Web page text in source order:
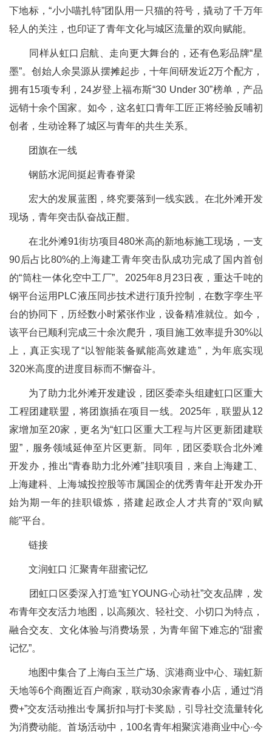
下地标，“小小喵扎特”团队用一只猫的符号，撬动了千万年
轻人的关注，也印证了青年文化与城区流量的双向赋能。
同样从虹口启航、走向更大舞台的，还有色彩品牌“星
墨”。创始人余昊源从摆摊起步，十年间研发近2万个配方，
拥有15项专利，24岁登上福布斯“30 Under 30”榜单，产品
远销十余个国家。如今，这名虹口青年工匠正将经验反哺初
创者，生动诠释了城区与青年的共生关系。
团旗在一线
钢筋水泥间挺起青春脊梁
宏大的发展蓝图，终究要落到一线实践。在北外滩开发
现场，青年突击队奋战正酣。
在北外滩91街坊项目480米高的新地标施工现场，一支
90后占比80%的上海建工青年突击队成功完成了国内首创
的“筒柱一体化空中工厂”。2025年8月23日夜，重达千吨的
钢平台运用PLC液压同步技术进行顶升控制，在数字孪生平
台的协同下，历经数小时紧张作业，设备精准就位。如今，
该平台已顺利完成三十余次爬升，项目施工效率提升30%以
上，真正实现了“以智能装备赋能高效建造”，为年底实现
320米高度的进度目标而不懈奋斗。
为了助力北外滩开发建设，团区委牵头组建虹口区重大
工程团建联盟，将团旗插在项目一线。2025年，联盟从12
家增加至20家，更名为“虹口区重大工程与片区更新团建联
盟”，服务领域延伸至片区更新。同年，团区委联合北外滩
开发办，推出“青春助力北外滩”挂职项目，来自上海建工、
上海建科、上海城投控股等市属国企的优秀青年赴开发办开
始为期一年的挂职锻炼，搭建起政企人才共育的“双向赋
能”平台。
链接
文润虹口 汇聚青年甜蜜记忆
团虹口区委深入打造“虹YOUNG·心动社”交友品牌，发
布青年交友活力地图，以高频次、轻社交、小切口为特点，
融合交友、文化体验与消费场景，为青年留下难忘的“甜蜜
记忆”。
地图中集合了上海白玉兰广场、滨港商业中心、瑞虹新
天地等6个商圈近百户商家，联动30余家青春小店，通过“消
费+”交友活动推出专属折扣与打卡奖励，引导社交流量转化
为消费动能。首场活动中，100名青年相聚滨港商业中心·今